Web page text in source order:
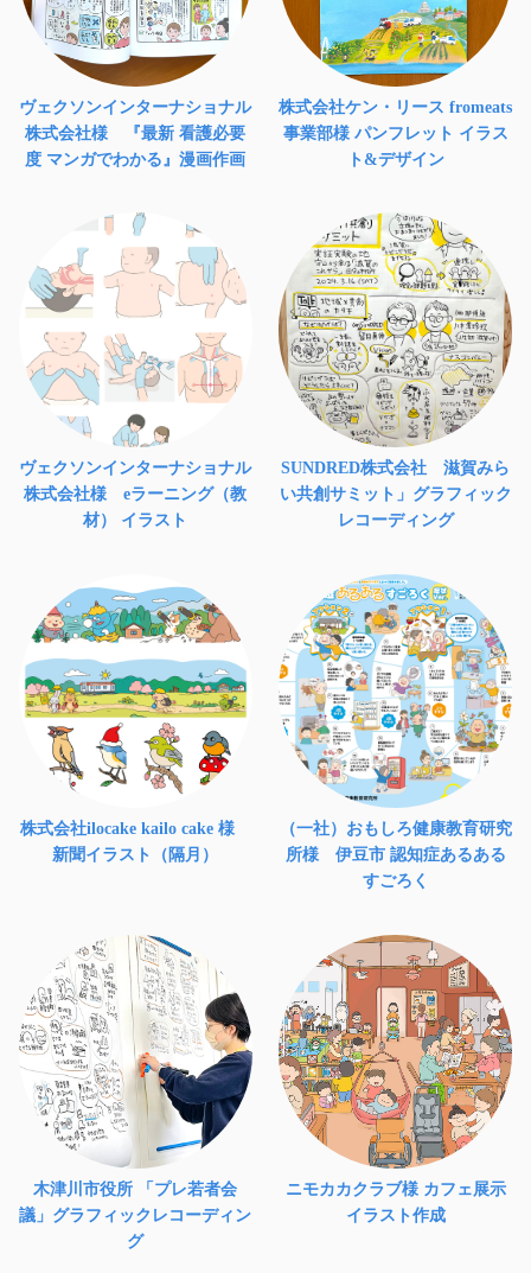
ヴェクソンインターナショナル
株式会社様 『最新 看護必要
度 マンガでわかる』漫画作画
株式会社ケン・リース fromeats
事業部様 パンフレット イラス
ト&デザイン
ヴェクソンインターナショナル
株式会社様 eラーニング（教
材） イラスト
SUNDRED株式会社 滋賀みら
い共創サミット」グラフィック
レコーディング
株式会社ilocake kailo cake 様
新聞イラスト（隔月）
（一社）おもしろ健康教育研究
所様 伊豆市 認知症あるある
すごろく
木津川市役所 「プレ若者会
議」グラフィックレコーディン
グ
ニモカカクラブ様 カフェ展示
イラスト作成